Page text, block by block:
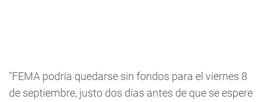
"FEMA podría quedarse sin fondos para el viernes 8
de septiembre, justo dos días antes de que se espere